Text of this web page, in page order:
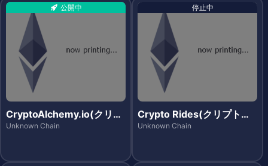
公開中
CryptoAlchemy.io(クリプ
トアルケミー)
Unknown Chain
停止中
Crypto Rides(クリプトラ
イズ)
Unknown Chain